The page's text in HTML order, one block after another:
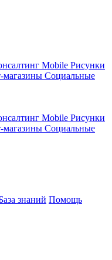
Mobile Рисунки
магазины Социальные
Mobile Рисунки
магазины Социальные
знаний Помощь